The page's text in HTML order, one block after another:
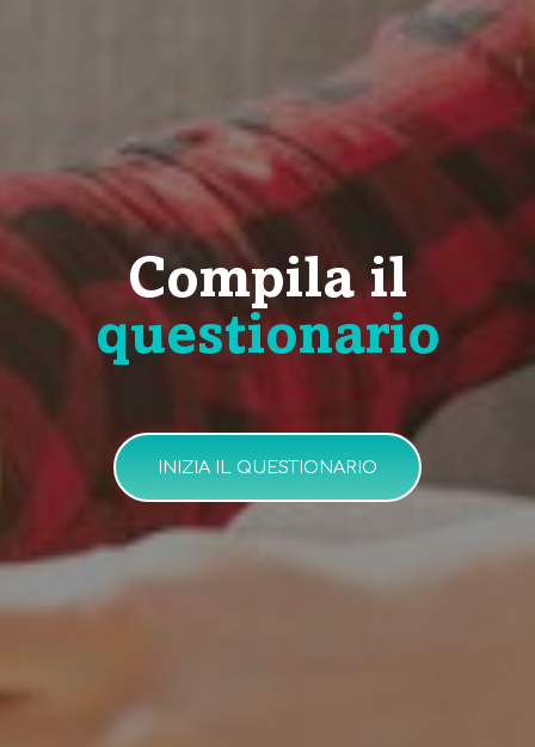
Compila il
questionario
INIZIA IL QUESTIONARIO